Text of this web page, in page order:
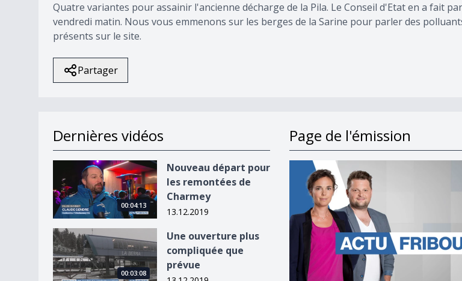
Quatre variantes pour assainir l'ancienne décharge de la Pila. Le Conseil d'Etat en a fait
vendredi matin. Nous vous emmenons sur les berges de la Sarine pour parler des
présents sur le site.
Partager
Dernières vidéos
Nouveau départ pour les remontées de Charmey
00:04:13
Nouveau départ pour
les remontées de
Charmey
13.12.2019
Une ouverture plus compliquée que prévue
00:03:08
Une ouverture plus
compliquée que
prévue
Page de l'émission